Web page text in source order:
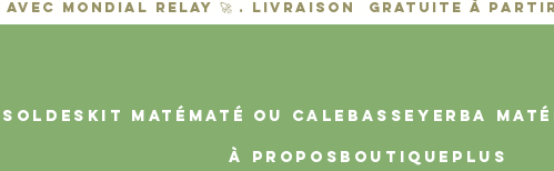
Soldes KIT MATÉ MATÉ OU CALEBASSE YERBA MATÉ
À propos Boutique PLUS